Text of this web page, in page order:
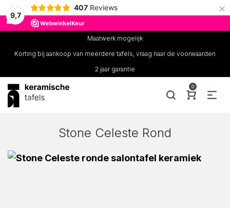
9,7
407 Reviews ×
Maatwerk mogelijk
Korting bij aankoop van meerdere tafels, vraag naar de voorwaarden
2 jaar garantie
0
Stone Celeste Rond